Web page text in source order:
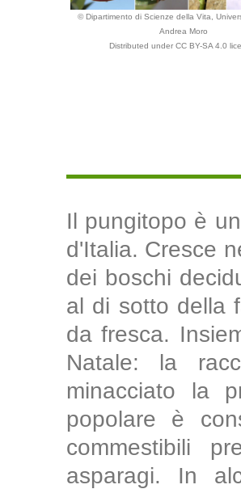
© Dipartimento di Scienze della Vita,
Andrea Moro
Distributed under CC BY-SA 4.0
Il pungitopo è
d'Italia. Cresce
dei boschi
al di sotto della
da fresca.
Natale: la
minacciato la
popolare è
commestibili
asparagi. In